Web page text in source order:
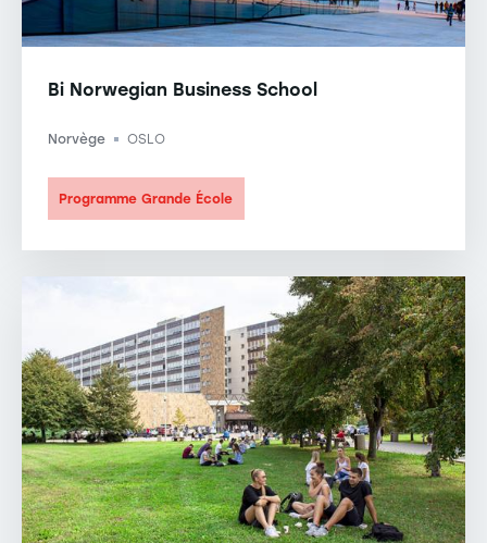
Bi Norwegian Business School
Norvège -OSLO
Programme Grande École